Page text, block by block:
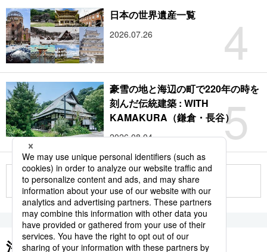
4
日本の世界遺産一覧
2026.07.26
5
豪雪の地と海辺の町で220年の時を
刻んだ伝統建築 : WITH
KAMAKURA（鎌倉・長谷）
2026.08.04
もっと見る
注目のキーワード